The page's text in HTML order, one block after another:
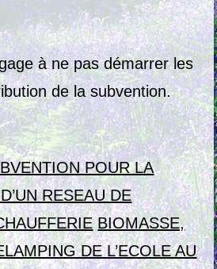
à ne pas démarrer les
de la subvention.
POUR LA
RESEAU DE
BIOMASSE,
DE L’ECOLE AU